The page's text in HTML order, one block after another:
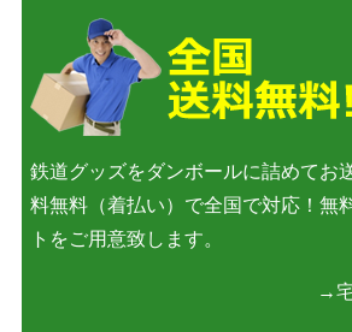
鉄道グッズをダンボールに詰めてお
料無料（着払い）で全国で対応！無
トをご用意致します。
→